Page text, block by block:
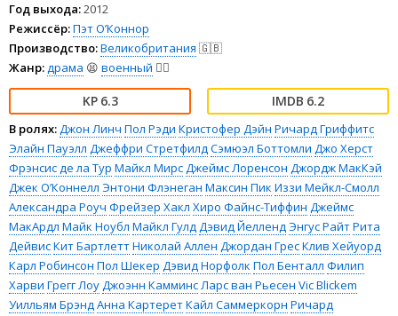
Год выхода:2012
Режиссёр:Пэт О’Коннор
Производство:Великобритания 🇬🇧
Жанр:драма 😫 военный 👨‍✈️
6.3 6.2
В ролях:Джон Линч Пол Рэди Кристофер Дэйн Ричард Гриффитс
Элайн Пауэлл Джеффри СтретфилдСэмюэл Боттомли Джо Херст
Фрэнсис де ла Тур Майкл МирсДжеймс Лоренсон Джордж МакКэй
Джек О’Коннелл Энтони Флэнеган Максин Пик Иззи Мейкл-Смолл
Александра Роуч Фрейзер Хакл Хиро Файнс-Тиффин Джеймс
МакАрдл Майк Ноубл Майкл ГулдДэвид ЙеллендЭнгус РайтРита
ДейвисКит БартлеттНиколай Аллен Джордан ГресКлив Хейуорд
Карл Робинсон Пол Шекер Дэвид Норфолк Пол Бенталл Филип
Харви Грегг ЛоуДжоэнн КамминсЛарс ван Рьесен Vic Blickem
Уилльям БрэндАнна КартеретКайл Саммеркорн Ричард